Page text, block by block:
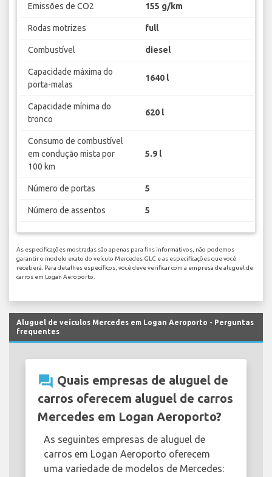
Emissões de CO2 155 g/km
Rodas motrizes full
Combustível diesel
Capacidade máxima do
porta-malas
1640 l
Capacidade mínima do
tronco
620 l
Consumo de combustível
em condução mista por
100 km
5.9 l
Número de portas 5
Número de assentos 5
As especificações mostradas são apenas para fins informativos, não podemos
garantir o modelo exato do veículo Mercedes GLC e as especificações que você
receberá. Para detalhes específicos, você deve verificar com a empresa de aluguel de
carros em Logan Aeroporto.
Aluguel de veículos Mercedes em Logan Aeroporto - Perguntas
frequentes
question_answer Quais empresas de aluguel de
carros oferecem aluguel de carros
Mercedes em Logan Aeroporto?
As seguintes empresas de aluguel de
carros em Logan Aeroporto oferecem
uma variedade de modelos de Mercedes: